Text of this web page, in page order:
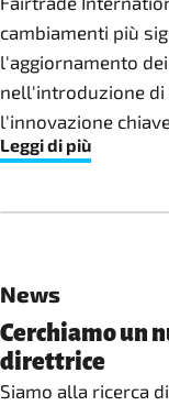
cambiamenti più
l'aggiornamento
nell'introduzione di
l'innovazione
Leggi di più
News
Cerchiamo un
direttrice
Siamo alla ricerca